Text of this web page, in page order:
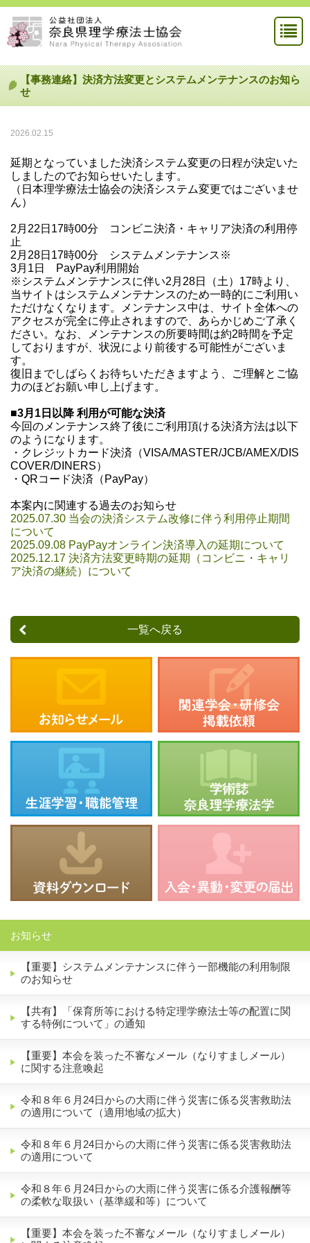
【事務連絡】決済方法変更とシステムメンテナンスのお知ら
せ
2026.02.15
延期となっていました決済システム変更の日程が決定いた
しましたのでお知らせいたします。
（日本理学療法士協会の決済システム変更ではございませ
ん）
2月22日17時00分 コンビニ決済・キャリア決済の利用停
止
2月28日17時00分 システムメンテナンス※
3月1日 PayPay利用開始
※システムメンテナンスに伴い2月28日（土）17時より、
当サイトはシステムメンテナンスのため一時的にご利用い
ただけなくなります。メンテナンス中は、サイト全体への
アクセスが完全に停止されますので、あらかじめご了承く
ださい。なお、メンテナンスの所要時間は約2時間を予定
しておりますが、状況により前後する可能性がございま
す。
復旧までしばらくお待ちいただきますよう、ご理解とご協
力のほどお願い申し上げます。
■3月1日以降 利用が可能な決済
今回のメンテナンス終了後にご利用頂ける決済方法は以下
のようになります。
・クレジットカード決済（VISA/MASTER/JCB/AMEX/DIS
COVER/DINERS）
・QRコード決済（PayPay）
本案内に関連する過去のお知らせ
2025.07.30 当会の決済システム改修に伴う利用停止期間
について
2025.09.08 PayPayオンライン決済導入の延期について
2025.12.17 決済方法変更時期の延期（コンビニ・キャリ
ア決済の継続）について
一覧へ戻る
お知らせ
【重要】システムメンテナンスに伴う一部機能の利用制限
のお知らせ
【共有】「保育所等における特定理学療法士等の配置に関
する特例について」の通知
【重要】本会を装った不審なメール（なりすましメール）
に関する注意喚起
令和８年６月24日からの大雨に伴う災害に係る災害救助法
の適用について（適用地域の拡大）
令和８年６月24日からの大雨に伴う災害に係る災害救助法
の適用について
令和８年６月24日からの大雨に伴う災害に係る介護報酬等
の柔軟な取扱い（基準緩和等）について
【重要】本会を装った不審なメール（なりすましメール）